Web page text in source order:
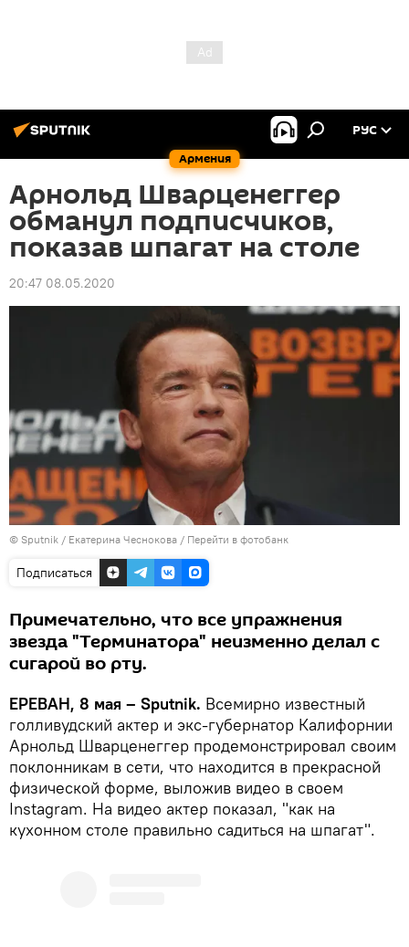
Армения
РУС
Арнольд Шварценеггер
обманул подписчиков,
показав шпагат на столе
20:47 08.05.2020
© Sputnik / Екатерина Чеснокова / Перейти в фотобанк
Подписаться
Примечательно, что все упражнения
звезда "Терминатора" неизменно делал с
сигарой во рту.
ЕРЕВАН, 8 мая – Sputnik. Всемирно известный
голливудский актер и экс-губернатор Калифорнии
Арнольд Шварценеггер продемонстрировал своим
поклонникам в сети, что находится в прекрасной
физической форме, выложив видео в своем
Instagram. На видео актер показал, "как на
кухонном столе правильно садиться на шпагат".